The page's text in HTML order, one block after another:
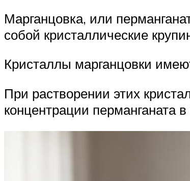
Марганцовка, или
собой кристаллические
Кристаллы марганцовки
При растворении этих
концентрации перманганата